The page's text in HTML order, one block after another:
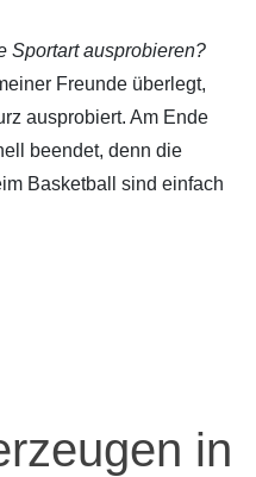
Sportart ausprobieren?
Freunde überlegt,
ausprobiert. Am Ende
beendet, denn die
Basketball sind einfach
in